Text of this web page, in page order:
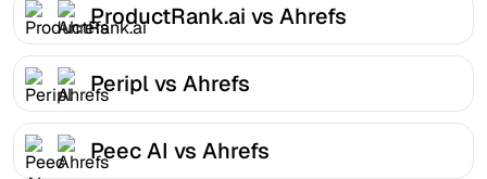
ProductRank.ai vs Ahrefs
Peripl vs Ahrefs
Peec AI vs Ahrefs